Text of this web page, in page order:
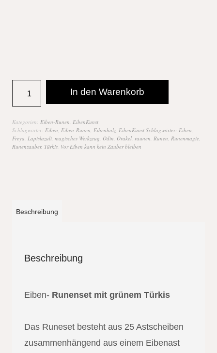
In den Warenkorb
Kategorien: Eiben-Runen, EibenKunst
Schlagwörter: Eiben, Eiben-Runen, Eibenholz, EibenKunst Schlagwörter: Eiben,
Freya, Lapislazuli, magisches Werkzeug, Odin, Orakel, raunen, Runen, Runenmagie,
Runenzauber, Türkis, Vor Eiben kann kein Zauber bleiben
Beschreibung
Beschreibung
Eiben- Runenset mit grünem Türkis
Das Runeset besteht aus 25 Astscheiben
zusammenhängend aus einem Eibenast